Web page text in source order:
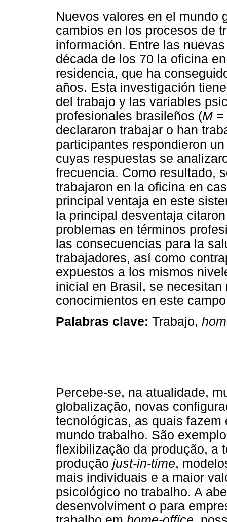
Nuevos valores en el mundo
cambios en los procesos de
información. Entre las
década de los 70 la oficina
residencia, que ha
años. Esta investigación
del trabajo y las variables
profesionales brasileños (M
declararon trabajar o han
participantes respondieron
cuyas respuestas se
frecuencia. Como resultado,
trabajaron en la oficina en
principal ventaja en este
la principal desventaja
problemas en términos
las consecuencias para la
trabajadores, así como
expuestos a los mismos
inicial en Brasil, se
conocimientos en este
Palabras clave: Trabajo,
Percebe-se, na atualidade,
globalização, novas
tecnológicas, as quais
mundo trabalho. São
flexibilização da produção, a
produção just-in-time,
mais individuais e a maior
psicológico no trabalho. A
desenvolviment o para